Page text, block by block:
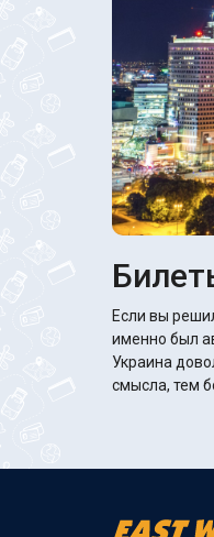
Если вы
именно был
Украина
смысла, тем